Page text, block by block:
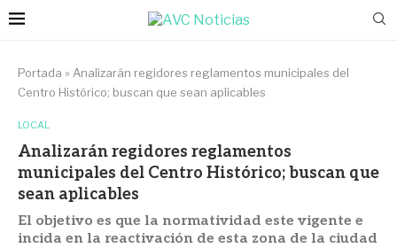
Portada » Analizarán regidores reglamentos municipales del
Centro Histórico; buscan que sean aplicables
LOCAL
Analizarán regidores reglamentos
municipales del Centro Histórico; buscan que
sean aplicables
El objetivo es que la normatividad este vigente e
incida en la reactivación de esta zona de la ciudad